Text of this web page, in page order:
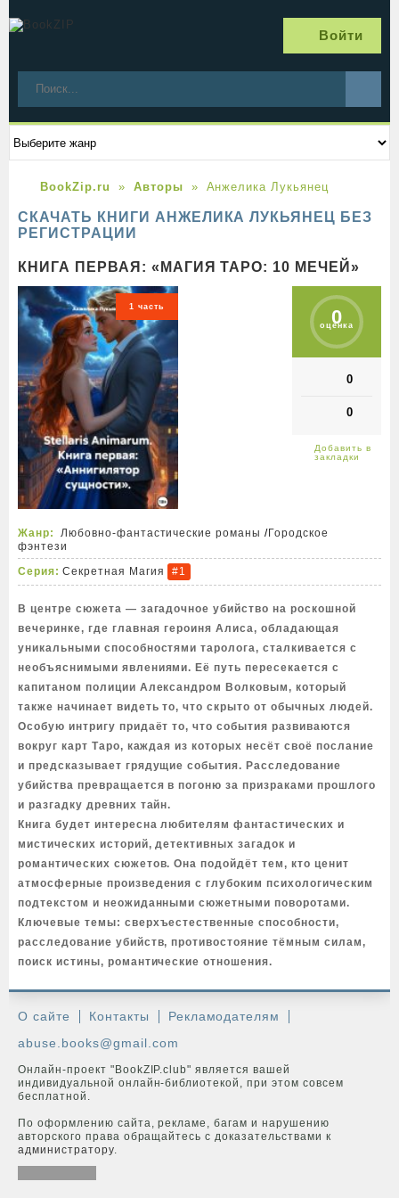
Войти
BookZip.ru Авторы Анжелика Лукьянец
СКАЧАТЬ КНИГИ АНЖЕЛИКА ЛУКЬЯНЕЦ БЕЗ
РЕГИСТРАЦИИ
КНИГА ПЕРВАЯ: «МАГИЯ ТАРО: 10 МЕЧЕЙ»
1 часть 0
оценка
0
0
Жанр: Любовно-фантастические романы /Городское
фэнтези
Серия: Секретная Магия #1
В центре сюжета — загадочное убийство на роскошной
вечеринке, где главная героиня Алиса, обладающая
уникальными способностями таролога, сталкивается с
необъяснимыми явлениями. Её путь пересекается с
капитаном полиции Александром Волковым, который
также начинает видеть то, что скрыто от обычных людей.
Особую интригу придаёт то, что события развиваются
вокруг карт Таро, каждая из которых несёт своё послание
и предсказывает грядущие события. Расследование
убийства превращается в погоню за призраками прошлого
и разгадку древних тайн.
Книга будет интересна любителям фантастических и
мистических историй, детективных загадок и
романтических сюжетов. Она подойдёт тем, кто ценит
атмосферные произведения с глубоким психологическим
подтекстом и неожиданными сюжетными поворотами.
Ключевые темы: сверхъестественные способности,
расследование убийств, противостояние тёмным силам,
поиск истины, романтические отношения.
О сайте Контакты
Рекламодателям
abuse.books@gmail.com
Онлайн-проект "BookZIP.club" является вашей
индивидуальной онлайн-библиотекой, при этом совсем
бесплатной.
По оформлению сайта, рекламе, багам и нарушению
авторского права обращайтесь с доказательствами к
администратору.